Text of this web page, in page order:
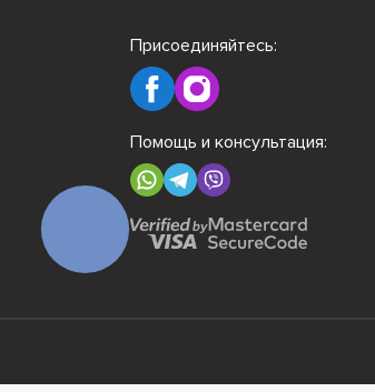
Присоединяйтесь:
Помощь и консультация: